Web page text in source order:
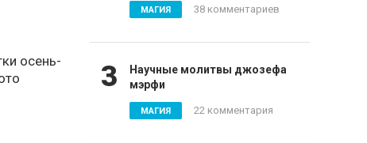
осень-
МАГИЯ 38 комментариев
3
Научные молитвы джозефа
мэрфи
МАГИЯ 22 комментария